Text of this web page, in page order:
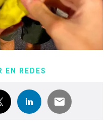
EN REDES